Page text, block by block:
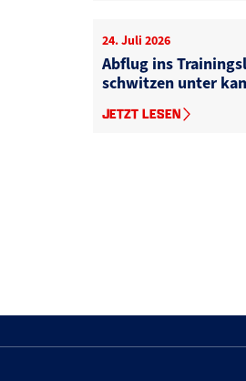
24. Juli 2026
Abflug ins
schwitzen unter
JETZT LESEN